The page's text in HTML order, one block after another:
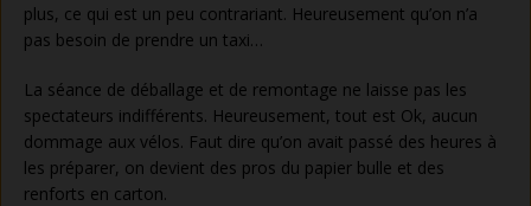
plus, ce qui est un peu contrariant. Heureusement qu’on n’a
pas besoin de prendre un taxi…
La séance de déballage et de remontage ne laisse pas les
spectateurs indifférents. Heureusement, tout est Ok, aucun
dommage aux vélos. Faut dire qu’on avait passé des heures à
les préparer, on devient des pros du papier bulle et des
renforts en carton.